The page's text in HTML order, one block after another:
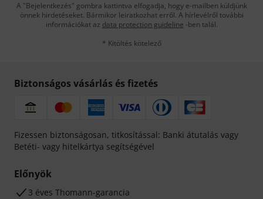
A "Bejelentkezés" gombra kattintva elfogadja, hogy e-mailben küldjünk
önnek hirdetéseket. Bármikor leiratkozhat erről. A hírlevélről további
információkat az data protection guideline -ben talál.
* Kitöltés kötelező
Biztonságos vásárlás és fizetés
Fizessen biztonságosan, titkosítással: Banki átutalás vagy
Betéti- vagy hitelkártya segítségével
Előnyök
3 éves Thomann-garancia